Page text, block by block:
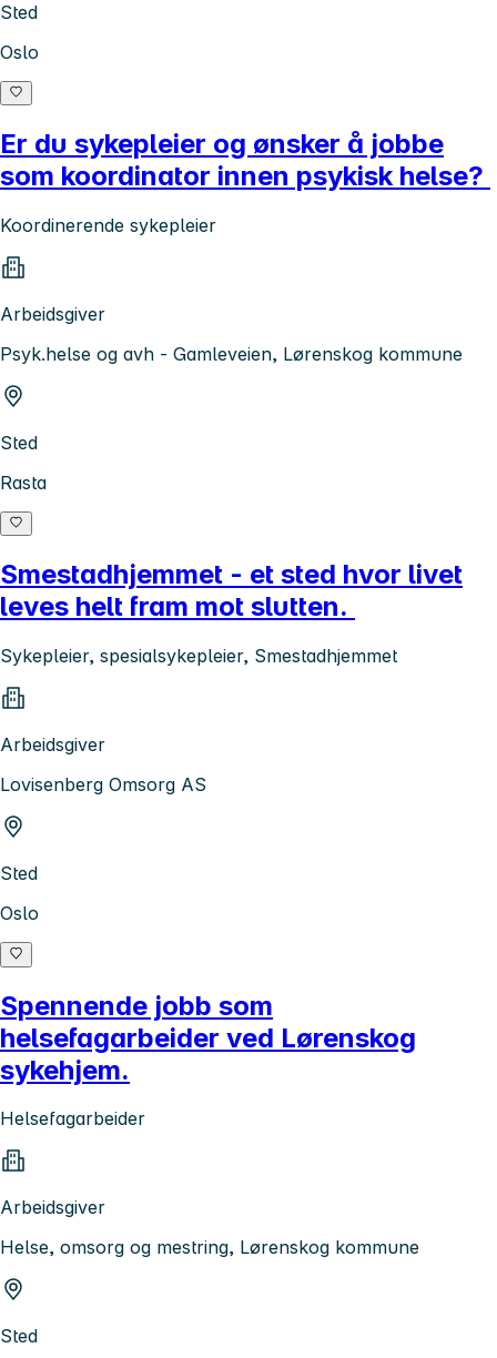
Sted
Oslo
Er du sykepleier og ønsker å jobbe
som koordinator innen psykisk helse?
Koordinerende sykepleier
Arbeidsgiver
Psyk.helse og avh - Gamleveien, Lørenskog kommune
Sted
Rasta
Smestadhjemmet - et sted hvor livet
leves helt fram mot slutten.
Sykepleier, spesialsykepleier, Smestadhjemmet
Arbeidsgiver
Lovisenberg Omsorg AS
Sted
Oslo
Spennende jobb som
helsefagarbeider ved Lørenskog
sykehjem.
Helsefagarbeider
Arbeidsgiver
Helse, omsorg og mestring, Lørenskog kommune
Sted